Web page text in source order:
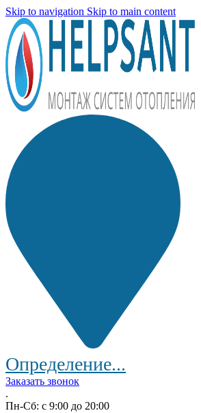
Skip to navigation Skip to main content
Определение...
Заказать звонок
.
Пн-Сб: с 9:00 до 20:00